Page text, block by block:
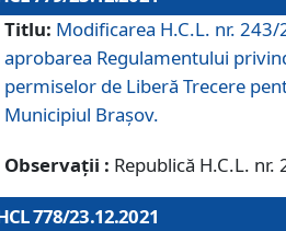
Titlu: Modificarea H.C.L. nr.
aprobarea Regulamentului
permiselor de Liberă Trecere
Municipiul Braşov.
Observații : Republică H.C.L.
778/23.12.2021